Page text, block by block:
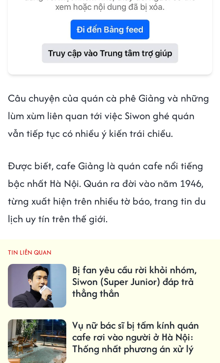
Câu chuyện của quán cà phê Giảng và những
lùm xùm liên quan tới việc Siwon ghé quán
vẫn tiếp tục có nhiều ý kiến trái chiều.
Được biết, cafe Giảng là quán cafe nổi tiếng
bậc nhất Hà Nội. Quán ra đời vào năm 1946,
từng xuất hiện trên nhiều tờ báo, trang tin du
lịch uy tín trên thế giới.
TIN LIÊN QUAN
Bị fan yêu cầu rời khỏi nhóm,
Siwon (Super Junior) đáp trả
thẳng thắn
Vụ nữ bác sĩ bị tấm kính quán
cafe rơi vào người ở Hà Nội:
Thống nhất phương án xử lý